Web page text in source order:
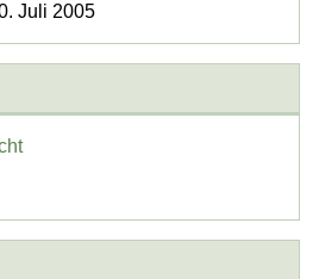
Juli 2005